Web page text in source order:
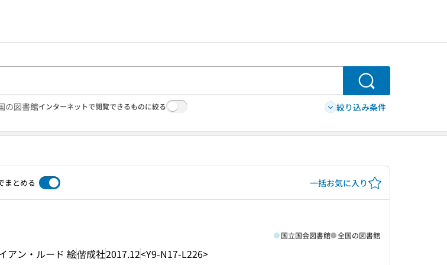
検索
の図書館インターネットで閲覧できるものに絞る 絞り込み条件
まとめる 一括お気に入り
アン・ルード 絵偕成社2017.12<Y9-N17-L226>
国立国会図書館 全国の図書館